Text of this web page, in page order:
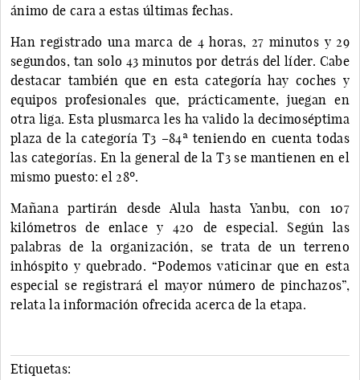
ánimo de cara a estas últimas fechas.
Han registrado una marca de 4 horas, 27 minutos y 29
segundos, tan solo 43 minutos por detrás del líder. Cabe
destacar también que en esta categoría hay coches y
equipos profesionales que, prácticamente, juegan en
otra liga. Esta plusmarca les ha valido la decimoséptima
plaza de la categoría T3 –84ª teniendo en cuenta todas
las categorías. En la general de la T3 se mantienen en el
mismo puesto: el 28º.
Mañana partirán desde Alula hasta Yanbu, con 107
kilómetros de enlace y 420 de especial. Según las
palabras de la organización, se trata de un terreno
inhóspito y quebrado. “Podemos vaticinar que en esta
especial se registrará el mayor número de pinchazos”,
relata la información ofrecida acerca de la etapa.
Etiquetas: